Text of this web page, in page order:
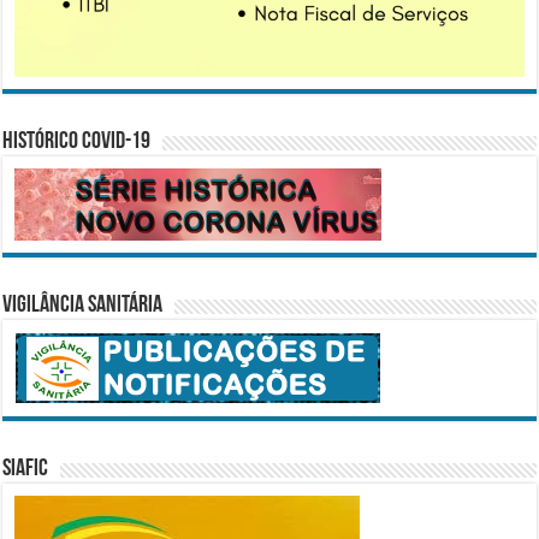
Histórico COVID-19
Vigilância Sanitária
SIAFIC